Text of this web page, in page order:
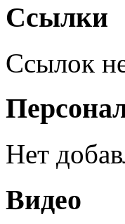
Ссылки
Ссылок
Нет
Видео